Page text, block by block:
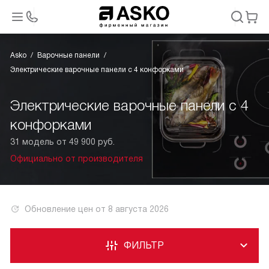
Asko
Варочные панели
Электрические варочные панели с 4 конфорками
Электрические варочные панели с 4
конфорками
31 модель от 49 900 руб.
Официально от производителя
Обновление цен от 8 августа 2026
ФИЛЬТР